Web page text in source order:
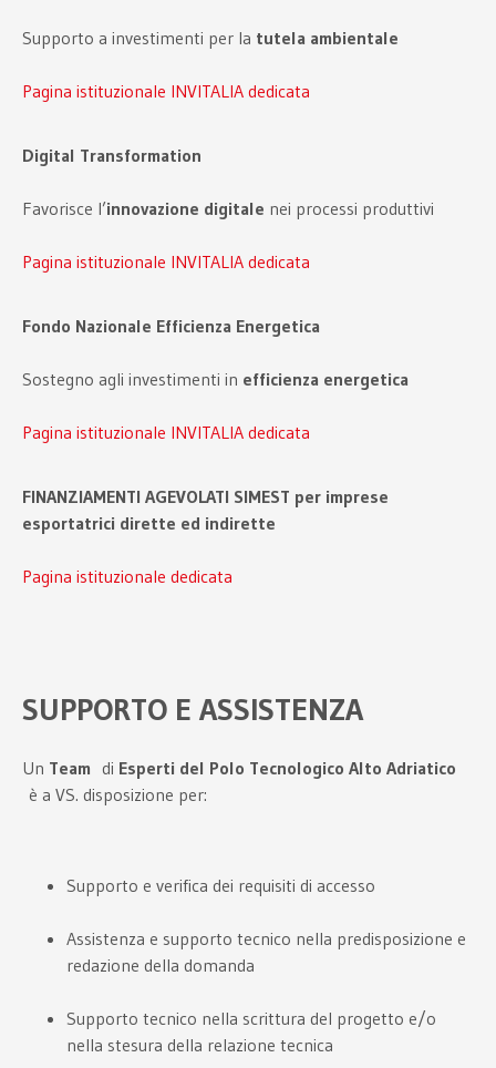
Supporto a investimenti per la tutela ambientale
Pagina istituzionale INVITALIA dedicata
Digital Transformation
Favorisce l’innovazione digitale nei processi produttivi
Pagina istituzionale INVITALIA dedicata
Fondo Nazionale Efficienza Energetica
Sostegno agli investimenti in efficienza energetica
Pagina istituzionale INVITALIA dedicata
FINANZIAMENTI AGEVOLATI SIMEST per imprese
esportatrici dirette ed indirette
Pagina istituzionale dedicata
SUPPORTO E ASSISTENZA
Un Team di Esperti del Polo Tecnologico Alto Adriatico
è a VS. disposizione per:
Supporto e verifica dei requisiti di accesso
Assistenza e supporto tecnico nella predisposizione e
redazione della domanda
Supporto tecnico nella scrittura del progetto e/o
nella stesura della relazione tecnica